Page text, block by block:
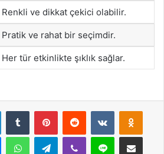
Renkli ve dikkat çekici olabilir.
Pratik ve rahat bir seçimdir.
Her tür etkinlikte şıklık sağlar.
LinkedInTumblr PinterestReddit VKontakte
MessengerWhatsAppTelegramViber Line E-Posta ile